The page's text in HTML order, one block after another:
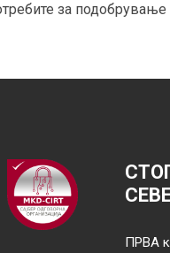
за подобрување
ПРВА